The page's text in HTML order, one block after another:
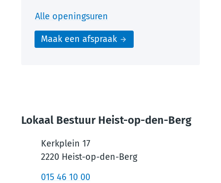
Alle openingsuren
Maak een afspraak
Lokaal Bestuur Heist-op-den-Berg
Kerkplein 17
,
2220 Heist-op-den-Berg
015 46 10 00